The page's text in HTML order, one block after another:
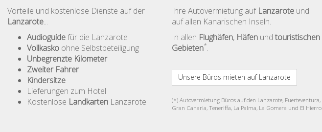
Vorteile und kostenlose Dienste auf der
Lanzarote...
Audioguidefür die Lanzarote
Vollkasko ohne Selbstbeteiligung
Unbegrenzte Kilometer
Zweiter Fahrer
Kindersitze
Lieferungen zum Hotel
Kostenlose Landkarten Lanzarote
Ihre Autovermietung auf Lanzarote und
auf allen Kanarischen Inseln.
In allen Flughäfen, Häfen und touristischen
Gebieten*.
Unsere Büros mieten auf Lanzarote
(*) Autovermietung Büros auf den Lanzarote, Fuerteventura,
Gran Canaria, Teneriffa, La Palma, La Gomera und El Hierro